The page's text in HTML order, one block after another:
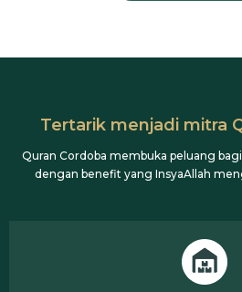
Tertarik menjadi mitra
Quran Cordoba membuka peluang
dengan benefit yang InsyaAllah